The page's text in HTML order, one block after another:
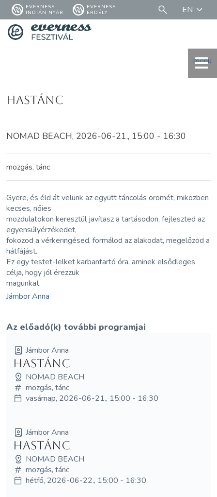
EVERNESS
INDIÁN NYÁR
EVERNESS
ERDÉLY
EN
menü
Hastánc
NOMAD BEACH, 2026-06-21., 15:00 - 16:30
mozgás, tánc
Gyere, és éld át velünk az együtt táncolás örömét, miközben
kecses, nőies
mozdulatokon keresztül javítasz a tartásodon, fejleszted az
egyensúlyérzékedet,
fokozod a vérkeringésed, formálod az alakodat, megelőzöd a
hátfájást.
Ez egy testet-lelket karbantartó óra, aminek elsődleges
célja, hogy jól érezzük
magunkat.
Jámbor Anna
Az előadó(k) további programjai
Jámbor Anna
Hastánc
NOMAD BEACH
mozgás, tánc
vasárnap, 2026-06-21., 15:00 - 16:30
Jámbor Anna
Hastánc
NOMAD BEACH
mozgás, tánc
hétfő, 2026-06-22., 15:00 - 16:30